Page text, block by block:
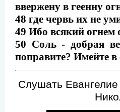
ввержену в геенну
48 где червь их не
49 Ибо всякий огнем
50 Соль - добрая
поправите? Имейте
Слушать Евангелие